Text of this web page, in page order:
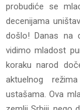
probudiće se
decenijama
došlo! Danas na
vidimo mladost
koraku narod
aktuelnog
ustašama. Ova